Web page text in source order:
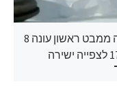
חתונה ממבט ראשון עונה 8